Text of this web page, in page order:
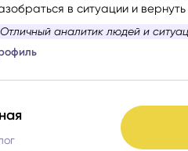
в ситуации и
говорить честно и без
через сложные эмоции, помогу
принесёт облегчение.
Отличный аналитик людей и